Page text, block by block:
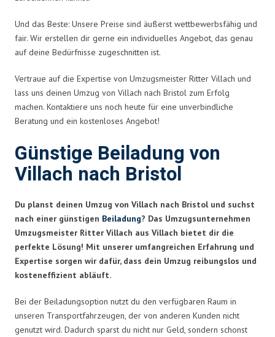
Und das Beste: Unsere Preise sind äußerst wettbewerbsfähig und
fair. Wir erstellen dir gerne ein individuelles Angebot, das genau
auf deine Bedürfnisse zugeschnitten ist.
Vertraue auf die Expertise von Umzugsmeister Ritter Villach und
lass uns deinen Umzug von Villach nach Bristol zum Erfolg
machen. Kontaktiere uns noch heute für eine unverbindliche
Beratung und ein kostenloses Angebot!
Günstige Beiladung von
Villach nach Bristol
Du planst deinen Umzug von Villach nach Bristol und suchst
nach einer günstigen Beiladung? Das Umzugsunternehmen
Umzugsmeister Ritter Villach aus Villach bietet dir die
perfekte Lösung! Mit unserer umfangreichen Erfahrung und
Expertise sorgen wir dafür, dass dein Umzug reibungslos und
kosteneffizient abläuft.
Bei der Beiladungsoption nutzt du den verfügbaren Raum in
unseren Transportfahrzeugen, der von anderen Kunden nicht
genutzt wird. Dadurch sparst du nicht nur Geld, sondern schonst